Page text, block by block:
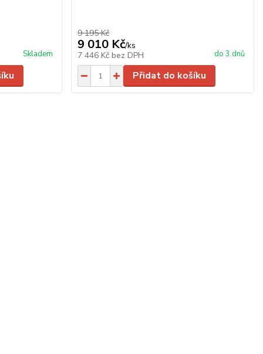
Skladem
9 195 Kč
9 010 Kč/ks
7 446 Kč bez DPH do 3 dnů
Přidat do košíku